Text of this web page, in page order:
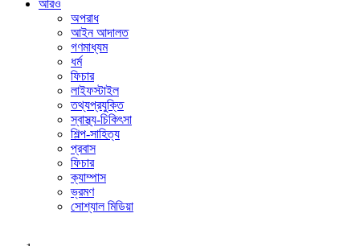
আরও
অপরাধ
আইন আদালত
গণমাধ্যম
ধর্ম
ফিচার
লাইফস্টাইল
তথ্যপ্রযুক্তি
স্বাস্থ্য-চিকিৎসা
শিল্প-সাহিত্য
প্রবাস
ফিচার
ক্যাম্পাস
ভ্রমণ
সোশ্যাল মিডিয়া